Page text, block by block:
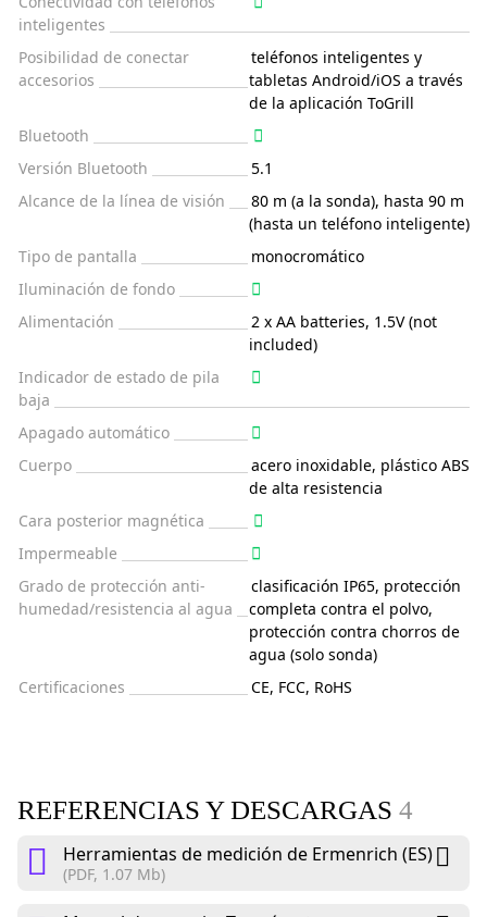
inteligentes
Posibilidad de conectar
accesorios
teléfonos inteligentes y
tabletas Android/iOS a través
de la aplicación ToGrill
Bluetooth
Versión Bluetooth
5.1
Alcance de la línea de visión
80 m (a la sonda), hasta 90 m
(hasta un teléfono inteligente)
Tipo de pantalla
monocromático
Iluminación de fondo
Alimentación
2 x AA batteries, 1.5V (not
included)
Indicador de estado de pila
baja
Apagado automático
Cuerpo
acero inoxidable, plástico ABS
de alta resistencia
Cara posterior magnética
Impermeable
Grado de protección anti-
humedad/resistencia al agua
clasificación IP65, protección
completa contra el polvo,
protección contra chorros de
agua (solo sonda)
Certificaciones
CE, FCC, RoHS
REFERENCIAS Y DESCARGAS 4
Herramientas de medición de Ermenrich (ES)
(PDF, 1.07 Mb)